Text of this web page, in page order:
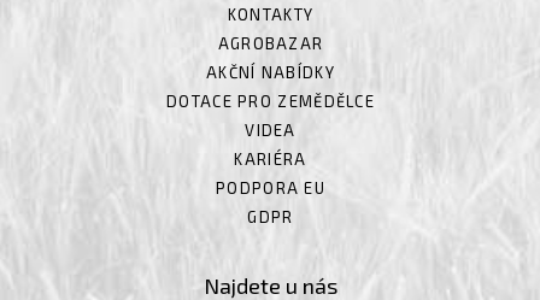
KONTAKTY
AGROBAZAR
AKČNÍ NABÍDKY
DOTACE PRO ZEMĚDĚLCE
VIDEA
KARIÉRA
PODPORA EU
GDPR
Najdete u nás